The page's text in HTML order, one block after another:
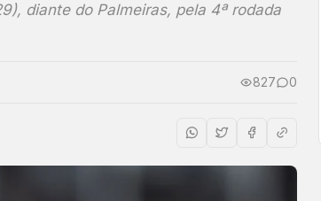
diante do Palmeiras, pela 4ª rodada
827 0